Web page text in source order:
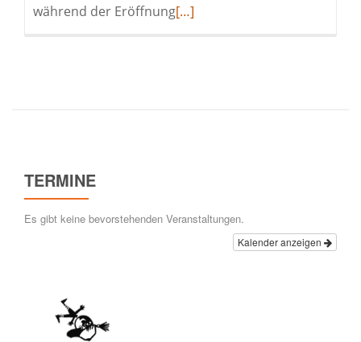
während der EröffnungRead
werden
[…]
TERMINE
Es gibt keine bevorstehenden Veranstaltungen.
Kalender anzeigen